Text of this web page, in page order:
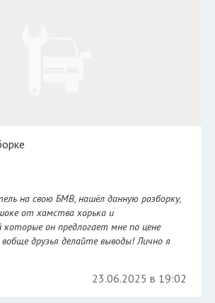
на свою БМВ, нашёл данную разборку,
от хамства хорька и
которые он предлогает мне по цене
друзья делайте выводы! Лично я
23.06.2025 в 19:02